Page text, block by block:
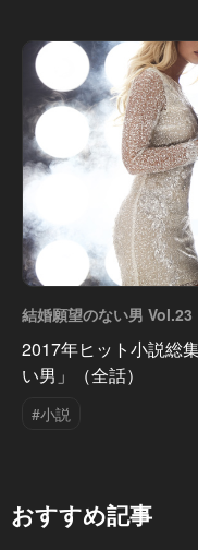
結婚願望のない男 Vol.23
2017年ヒット小説総
い男」（全話）
#小説
おすすめ記事